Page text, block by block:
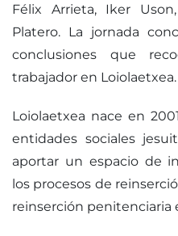
Félix Arrieta, Iker
Platero. La jornada
conclusiones que
trabajador en Loiolaetxea.
Loiolaetxea nace en
entidades sociales
aportar un espacio de
los procesos de
reinserción penitenciaria